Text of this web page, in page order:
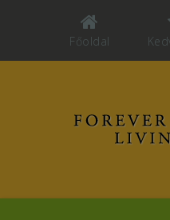
Főoldal